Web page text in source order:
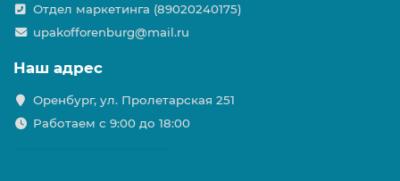
Отдел маркетинга (89020240175)
upakofforenburg@mail.ru
Наш адрес
Оренбург, ул. Пролетарская 251
Работаем с 9:00 до 18:00